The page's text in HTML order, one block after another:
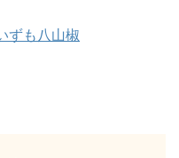
ずも八山椒